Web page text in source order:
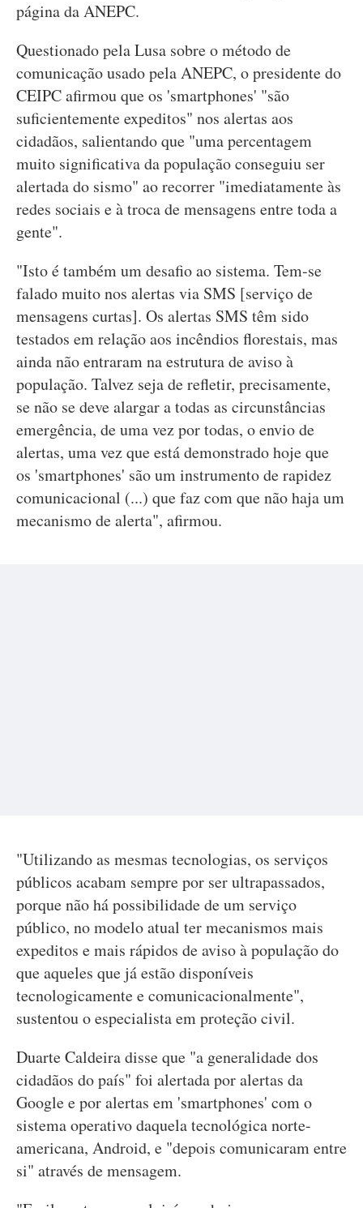
página da ANEPC.
Questionado pela Lusa sobre o método de
comunicação usado pela ANEPC, o presidente do
CEIPC afirmou que os 'smartphones' "são
suficientemente expeditos" nos alertas aos
cidadãos, salientando que "uma percentagem
muito significativa da população conseguiu ser
alertada do sismo" ao recorrer "imediatamente às
redes sociais e à troca de mensagens entre toda a
gente".
"Isto é também um desafio ao sistema. Tem-se
falado muito nos alertas via SMS [serviço de
mensagens curtas]. Os alertas SMS têm sido
testados em relação aos incêndios florestais, mas
ainda não entraram na estrutura de aviso à
população. Talvez seja de refletir, precisamente,
se não se deve alargar a todas as circunstâncias
emergência, de uma vez por todas, o envio de
alertas, uma vez que está demonstrado hoje que
os 'smartphones' são um instrumento de rapidez
comunicacional (...) que faz com que não haja um
mecanismo de alerta", afirmou.
"Utilizando as mesmas tecnologias, os serviços
públicos acabam sempre por ser ultrapassados,
porque não há possibilidade de um serviço
público, no modelo atual ter mecanismos mais
expeditos e mais rápidos de aviso à população do
que aqueles que já estão disponíveis
tecnologicamente e comunicacionalmente",
sustentou o especialista em proteção civil.
Duarte Caldeira disse que "a generalidade dos
cidadãos do país" foi alertada por alertas da
Google e por alertas em 'smartphones' com o
sistema operativo daquela tecnológica norte-
americana, Android, e "depois comunicaram entre
si" através de mensagem.